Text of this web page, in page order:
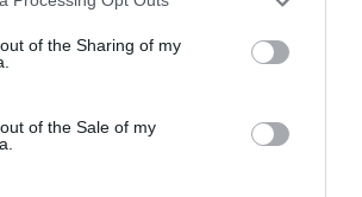
visit or usage behaviour. You may click to
to Google and its third-party tags to
specified purposes in below Google
of the Sharing of my
of the Sale of my